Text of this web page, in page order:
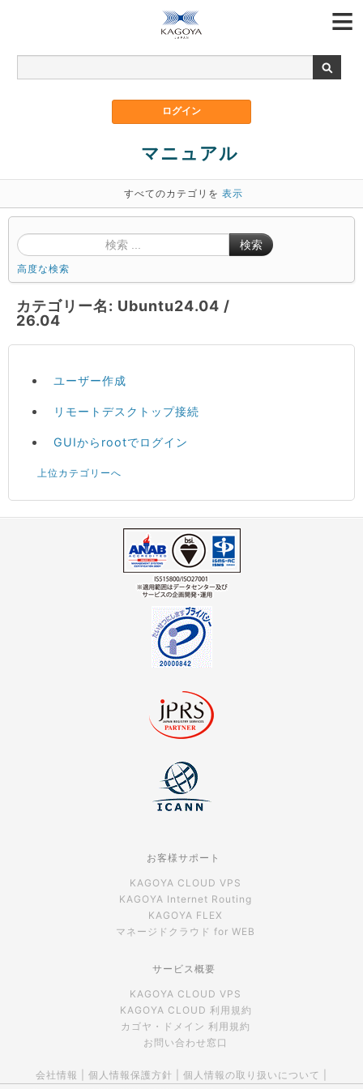
マニュアル
すべてのカテゴリを 表示
検索
高度な検索
カテゴリー名: Ubuntu24.04 /
26.04
ユーザー作成
リモートデスクトップ接続
GUIからrootでログイン
上位カテゴリーへ
お客様サポート
KAGOYA CLOUD VPS
KAGOYA Internet Routing
KAGOYA FLEX
マネージドクラウド for WEB
サービス概要
KAGOYA CLOUD VPS
KAGOYA CLOUD 利用規約
カゴヤ・ドメイン 利用規約
お問い合わせ窓口
会社情報 個人情報保護方針 個人情報の取り扱いについて